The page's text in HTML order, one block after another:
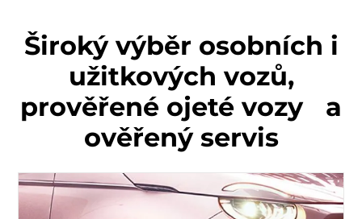
Široký výběr osobních i
užitkových vozů,
prověřené ojeté vozy a
ověřený servis